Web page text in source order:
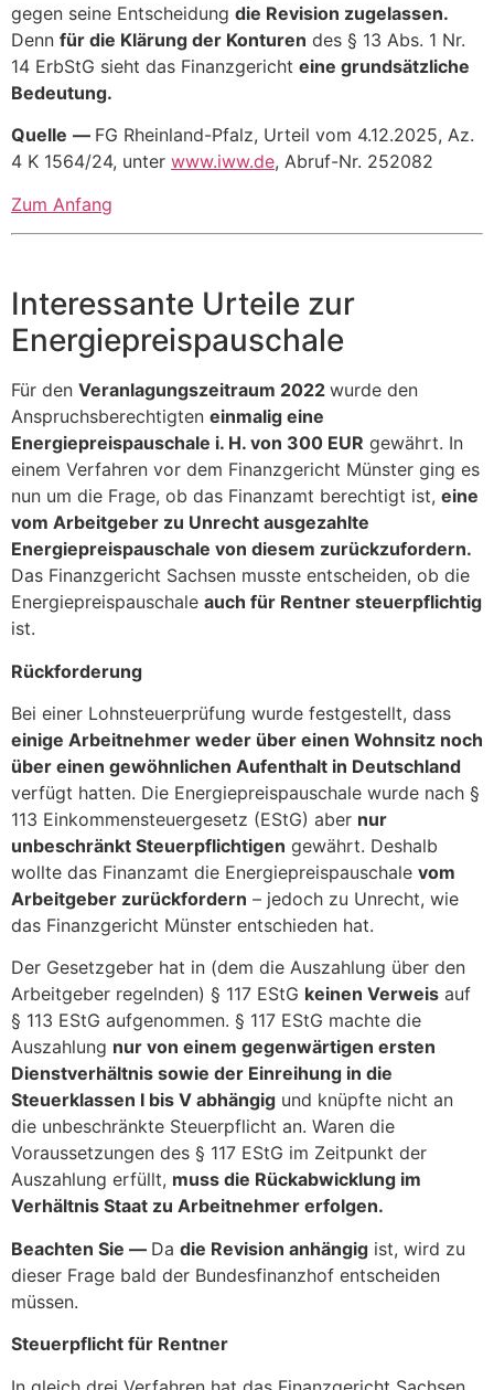
gegen seine Entscheidung die Revision zugelassen.
Denn für die Klärung der Konturen des § 13 Abs. 1 Nr.
14 ErbStG sieht das Finanzgericht eine grundsätzliche
Bedeutung.
Quelle — FG Rheinland-Pfalz, Urteil vom 4.12.2025, Az.
4 K 1564/24, unter www.iww.de, Abruf-Nr. 252082
Zum Anfang
Interessante Urteile zur
Energiepreispauschale
Für den Veranlagungszeitraum 2022 wurde den
Anspruchsberechtigten einmalig eine
Energiepreispauschale i. H. von 300 EUR gewährt. In
einem Verfahren vor dem Finanzgericht Münster ging es
nun um die Frage, ob das Finanzamt berechtigt ist, eine
vom Arbeitgeber zu Unrecht ausgezahlte
Energiepreispauschale von diesem zurückzufordern.
Das Finanzgericht Sachsen musste entscheiden, ob die
Energiepreispauschale auch für Rentner steuerpflichtig
ist.
Rückforderung
Bei einer Lohnsteuerprüfung wurde festgestellt, dass
einige Arbeitnehmer weder über einen Wohnsitz noch
über einen gewöhnlichen Aufenthalt in Deutschland
verfügt hatten. Die Energiepreispauschale wurde nach §
113 Einkommensteuergesetz (EStG) aber nur
unbeschränkt Steuerpflichtigen gewährt. Deshalb
wollte das Finanzamt die Energiepreispauschale vom
Arbeitgeber zurückfordern – jedoch zu Unrecht, wie
das Finanzgericht Münster entschieden hat.
Der Gesetzgeber hat in (dem die Auszahlung über den
Arbeitgeber regelnden) § 117 EStG keinen Verweis auf
§ 113 EStG aufgenommen. § 117 EStG machte die
Auszahlung nur von einem gegenwärtigen ersten
Dienstverhältnis sowie der Einreihung in die
Steuerklassen I bis V abhängig und knüpfte nicht an
die unbeschränkte Steuerpflicht an. Waren die
Voraussetzungen des § 117 EStG im Zeitpunkt der
Auszahlung erfüllt, muss die Rückabwicklung im
Verhältnis Staat zu Arbeitnehmer erfolgen.
Beachten Sie — Da die Revision anhängig ist, wird zu
dieser Frage bald der Bundesfinanzhof entscheiden
müssen.
Steuerpflicht für Rentner